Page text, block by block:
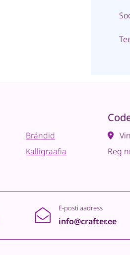
Brändid
Kalligraafia
Reg
E-posti aadress
info@crafter.ee